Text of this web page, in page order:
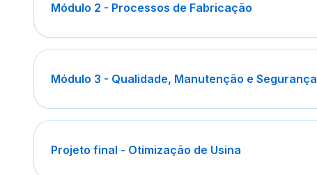
Módulo 2 - Processos de Fabricação
Módulo 3 - Qualidade, Manutenção e Segurança
Projeto final - Otimização de Usina